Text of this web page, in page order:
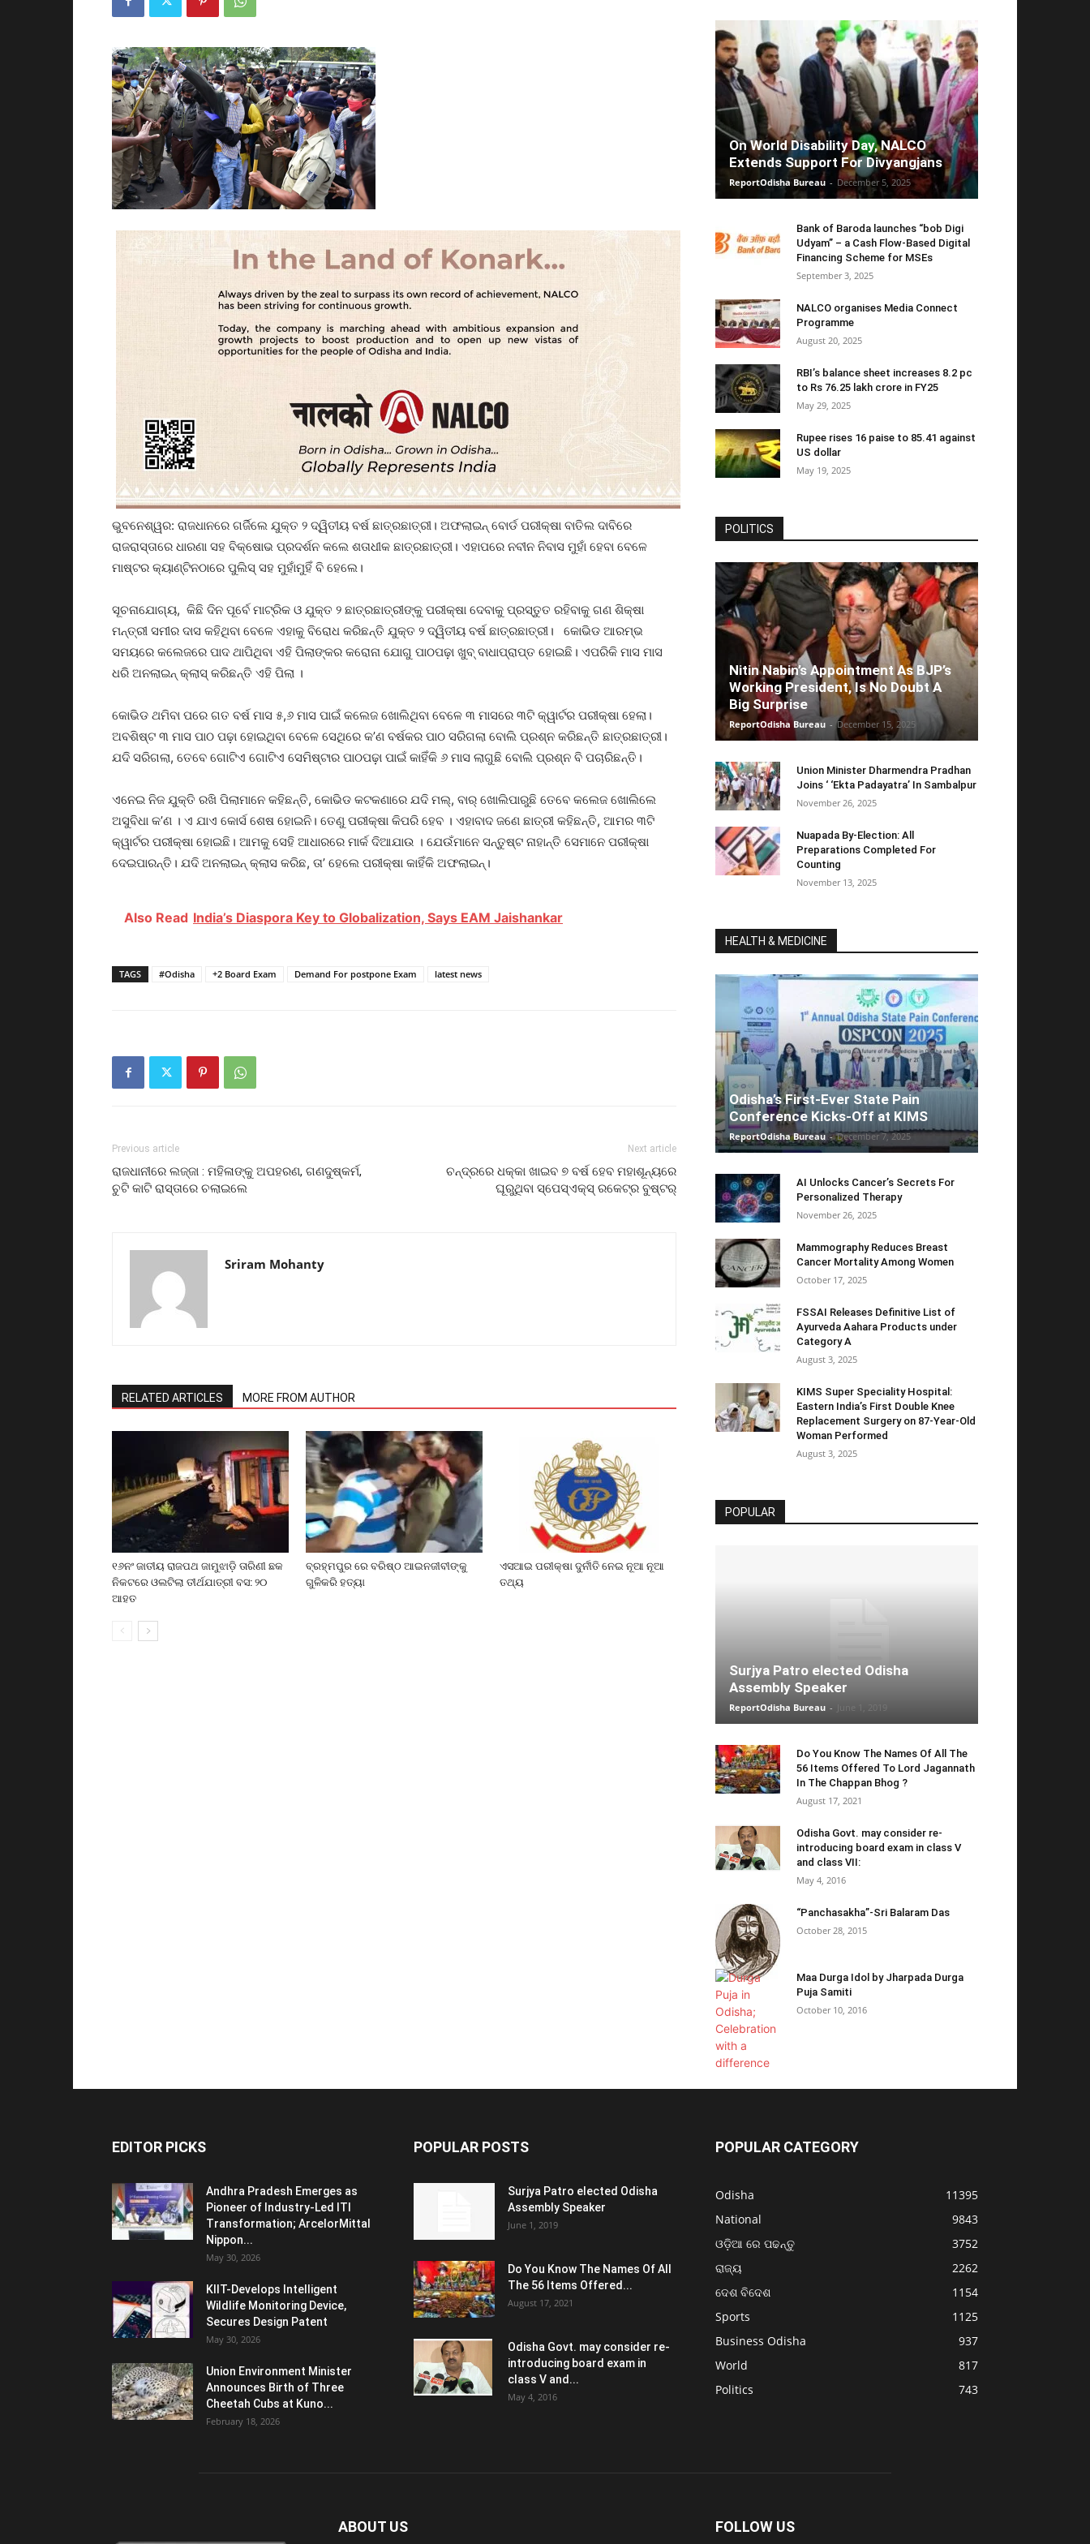
ଭୁବନେଶ୍ୱର: ରାଜଧାନରେ ଗର୍ଜିଲେ ଯୁକ୍ତ ୨ ଦ୍ୱିତୀୟ ବର୍ଷ ଛାତ୍ରଛାତ୍ରୀ। ଅଫଲାଇନ୍‌ ବୋର୍ଡ ପରୀକ୍ଷା ବାତିଲ ଦାବିରେ
ରାଜରାସ୍ତାରେ ଧାରଣା ସହ ବିକ୍ଷୋଭ ପ୍ରଦର୍ଶନ କଲେ ଶତାଧୀକ ଛାତ୍ରଛାତ୍ରୀ। ଏହାପରେ ନବୀନ ନିବାସ ମୁହାଁ ହେବା ବେଳେ
ମାଷ୍ଟର କ୍ୟାଣ୍ଟିନଠାରେ ପୁଲିସ୍‌ ସହ ମୁହାଁମୁହିଁ ବି ହେଲେ।
ସୂଚନାଯୋଗ୍ୟ, କିଛି ଦିନ ପୂର୍ବେ ମାଟ୍ରିକ ଓ ଯୁକ୍ତ ୨ ଛାତ୍ରଛାତ୍ରୀଙ୍କୁ ପରୀକ୍ଷା ଦେବାକୁ ପ୍ରସ୍ତୁତ ରହିବାକୁ ଗଣ ଶିକ୍ଷା
ମନ୍ତ୍ରୀ ସମୀର ଦାସ କହିଥିବା ବେଳେ ଏହାକୁ ବିରୋଧ କରିଛନ୍ତି ଯୁକ୍ତ ୨ ଦ୍ୱିତୀୟ ବର୍ଷ ଛାତ୍ରଛାତ୍ରୀ। କୋଭିଡ ଆରମ୍ଭ
ସମୟରେ କଲେଜରେ ପାଦ ଥାପିଥିବା ଏହି ପିଲାଙ୍କର କରୋନା ଯୋଗୁ ପାଠପଢ଼ା ଖୁବ୍‌ ବାଧାପ୍ରାପ୍ତ ହୋଇଛି। ଏପରିକି ମାସ ମାସ
ଧରି ଅନଲାଇନ୍‌ କ୍ଲାସ୍‌ କରିଛନ୍ତି ଏହି ପିଲା ।
କୋଭିଡ ଥମିବା ପରେ ଗତ ବର୍ଷ ମାସ ୫,୬ ମାସ ପାଇଁ କଲେଜ ଖୋଲିଥିବା ବେଳେ ୩ ମାସରେ ୩ଟି କ୍ୱାର୍ଟର ପରୀକ୍ଷା ହେଲା।
ଅବଶିଷ୍ଟ ୩ ମାସ ପାଠ ପଢ଼ା ହୋଇଥିବା ବେଳେ ସେଥିରେ କ’ଣ ବର୍ଷକର ପାଠ ସରିଗଲା ବୋଲି ପ୍ରଶ୍ନ କରିଛନ୍ତି ଛାତ୍ରଛାତ୍ରୀ।
ଯଦି ସରିଗଲା, ତେବେ ଗୋଟିଏ ଗୋଟିଏ ସେମିଷ୍ଟାର ପାଠପଢ଼ା ପାଇଁ କାହିଁକି ୬ ମାସ ଲାଗୁଛି ବୋଲି ପ୍ରଶ୍ନ ବି ପଚାରିଛନ୍ତି।
ଏନେଇ ନିଜ ଯୁକ୍ତି ରଖି ପିଲାମାନେ କହିଛନ୍ତି, କୋଭିଡ କଟକଣାରେ ଯଦି ମଲ୍‌, ବାର୍‌ ଖୋଲିପାରୁଛି ତେବେ କଲେଜ ଖୋଲିଲେ
ଅସୁବିଧା କ’ଣ । ଏ ଯାଏ କୋର୍ସ ଶେଷ ହୋଇନି। ତେଣୁ ପରୀକ୍ଷା କିପରି ହେବ । ଏହାବାଦ ଜଣେ ଛାତ୍ରୀ କହିଛନ୍ତି, ଆମର ୩ଟି
କ୍ୱାର୍ଟର ପରୀକ୍ଷା ହୋଇଛି। ଆମକୁ ସେହି ଆଧାରରେ ମାର୍କ ଦିଆଯାଉ । ଯେଉଁମାନେ ସନ୍ତୁଷ୍ଟ ନାହାନ୍ତି ସେମାନେ ପରୀକ୍ଷା
ଦେଇପାରନ୍ତି। ଯଦି ଅନଲାଇନ୍‌ କ୍ଲାସ କରିଛ, ତା’ ହେଲେ ପରୀକ୍ଷା କାହିଁକି ଅଫଲାଇନ୍‌।
Also Read India’s Diaspora Key to Globalization, Says EAM Jaishankar
TAGS #Odisha +2 Board Exam Demand For postpone Exam latest news
Previous article
ରାଜଧାନୀରେ ଲଜ୍ଜା : ମହିଳାଙ୍କୁ ଅପହରଣ, ଗଣଦୁଷ୍କର୍ମ,
ଚୁଟି କାଟି ରାସ୍ତାରେ ଚଲାଇଲେ
Next article
ଚନ୍ଦ୍ରରେ ଧକ୍କା ଖାଇବ ୭ ବର୍ଷ ହେବ ମହାଶୂନ୍ୟରେ
ଘୂରୁଥିବା ସ୍ପେସ୍‌ଏକ୍ସ୍‌ ରକେଟ୍‌ର ବୁଷ୍ଟର୍
Sriram Mohanty
RELATED ARTICLES MORE FROM AUTHOR
୧୬ନଂ ଜାତୀୟ ରାଜପଥ ଜାମୁଝାଡ଼ି ତାରିଣୀ ଛକ
ନିକଟରେ ଓଲଟିଲା ତୀର୍ଥଯାତ୍ରୀ ବସ: ୨୦
ଆହତ
ବ୍ରହ୍ମପୁର ରେ ବରିଷ୍ଠ ଆଇନଜୀବୀଙ୍କୁ
ଗୁଳିକରି ହତ୍ୟା
ଏସଆଇ ପରୀକ୍ଷା ଦୁର୍ନୀତି ନେଇ ନୂଆ ନୂଆ
ତଥ୍ୟ
On World Disability Day, NALCO
Extends Support For Divyangjans
ReportOdisha Bureau - December 5, 2025
Bank of Baroda launches “bob Digi
Udyam” – a Cash Flow-Based Digital
Financing Scheme for MSEs
September 3, 2025
NALCO organises Media Connect
Programme
August 20, 2025
RBI’s balance sheet increases 8.2 pc
to Rs 76.25 lakh crore in FY25
May 29, 2025
Rupee rises 16 paise to 85.41 against
US dollar
May 19, 2025
POLITICS
Nitin Nabin’s Appointment As BJP’s
Working President, Is No Doubt A
Big Surprise
ReportOdisha Bureau - December 15, 2025
Union Minister Dharmendra Pradhan
Joins ‘ ‘Ekta Padayatra’ In Sambalpur
November 26, 2025
Nuapada By-Election: All
Preparations Completed For
Counting
November 13, 2025
HEALTH & MEDICINE
Odisha’s First-Ever State Pain
Conference Kicks-Off at KIMS
ReportOdisha Bureau - December 7, 2025
AI Unlocks Cancer’s Secrets For
Personalized Therapy
November 26, 2025
Mammography Reduces Breast
Cancer Mortality Among Women
October 17, 2025
FSSAI Releases Definitive List of
Ayurveda Aahara Products under
Category A
August 3, 2025
KIMS Super Speciality Hospital:
Eastern India’s First Double Knee
Replacement Surgery on 87-Year-Old
Woman Performed
August 3, 2025
POPULAR
Surjya Patro elected Odisha
Assembly Speaker
ReportOdisha Bureau -
Do You Know The Names Of All The
56 Items Offered To Lord Jagannath
In The Chappan Bhog ?
August 17, 2021
Odisha Govt. may consider re-
introducing board exam in class V
and class VII:
May 4, 2016
“Panchasakha”-Sri Balaram Das
October 28, 2015
Maa Durga Idol by Jharpada Durga
Puja Samiti
October 10, 2016
EDITOR PICKS
Andhra Pradesh Emerges as
Pioneer of Industry-Led ITI
Transformation; ArcelorMittal
Nippon...
May 30, 2026
KIIT-Develops Intelligent
Wildlife Monitoring Device,
Secures Design Patent
May 30, 2026
Union Environment Minister
Announces Birth of Three
Cheetah Cubs at Kuno...
February 18, 2026
POPULAR POSTS
Surjya Patro elected Odisha
Assembly Speaker
June 1, 2019
Do You Know The Names Of All
The 56 Items Offered...
August 17, 2021
Odisha Govt. may consider re-
introducing board exam in
class V and...
May 4, 2016
POPULAR CATEGORY
Odisha
11395
National
9843
ଓଡ଼ିଆ ରେ ପଢନ୍ତୁ
3752
ରାଜ୍ୟ
2262
ଦେଶ ବିଦେଶ
1154
Sports
1125
Business Odisha
937
World
817
Politics
743
ABOUT US FOLLOW US